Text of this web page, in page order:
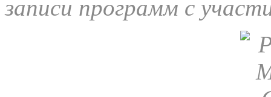
записи программ с